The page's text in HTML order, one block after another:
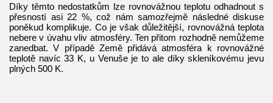
Díky těmto nedostatkům lze rovnovážnou teplotu odhadnout s
přesností asi 22 %, což nám samozřejmě následné diskuse
poněkud komplikuje. Co je však důležitější, rovnovážná teplota
nebere v úvahu vliv atmosféry. Ten přitom rozhodně nemůžeme
zanedbat. V případě Země přidává atmosféra k rovnovážné
teplotě navíc 33 K, u Venuše je to ale díky skleníkovému jevu
plných 500 K.